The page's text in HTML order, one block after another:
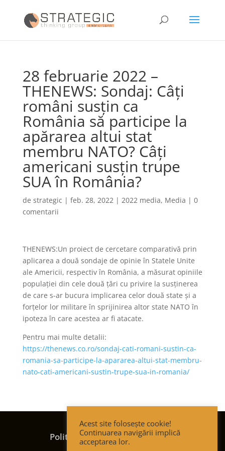
28 februarie 2022 –
THENEWS: Sondaj: Câți
români susțin ca
România să participe la
apărarea altui stat
membru NATO? Câți
americani susțin trupe
SUA în România?
de strategic | feb. 28, 2022| 2022 media, Media | 0
comentarii
THENEWS:Un proiect de cercetare comparativă prin
aplicarea a două sondaje de opinie în Statele Unite
ale Americii, respectiv în România, a măsurat opiniile
populației din cele două țări cu privire la susținerea
de care s-ar bucura implicarea celor două state și a
forțelor lor militare în sprijinirea altor state NATO în
ipoteza în care acestea ar fi atacate.
Pentru mai multe detalii:
https://thenews.co.ro/sondaj-cati-romani-sustin-ca-
romania-sa-participe-la-apararea-altui-stat-membru-
nato-cati-americani-sustin-trupe-sua-in-romania/
Termeni și condiții
Politica de confidențialitate
Acest site folosește cookie!
Continuarea navigării implică
acceptarea lor.